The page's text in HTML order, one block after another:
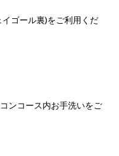
ゴール裏)をご利用くだ
ンコース内お手洗いをご